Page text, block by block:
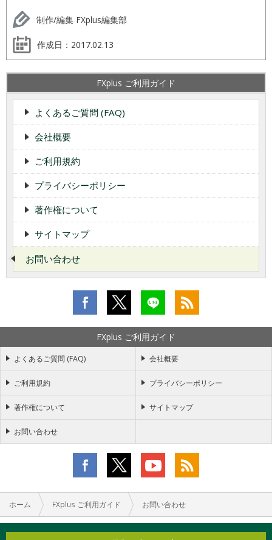
ホーム FXplus ご利用ガイド お問い合わせ
制作/編集 FXplus編集部
作成日： 2017.02.13
FXplus ご利用ガイド
よくあるご質問 (FAQ)
会社概要
ご利用規約
プライバシーポリシー
著作権について
サイトマップ
お問い合わせ
FXplus ご利用ガイド
よくあるご質問 (FAQ) 会社概要
ご利用規約 プライバシーポリシー
著作権について サイトマップ
お問い合わせ